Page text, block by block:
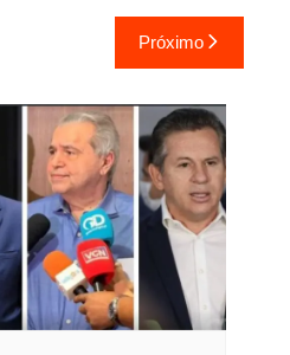
Próximo